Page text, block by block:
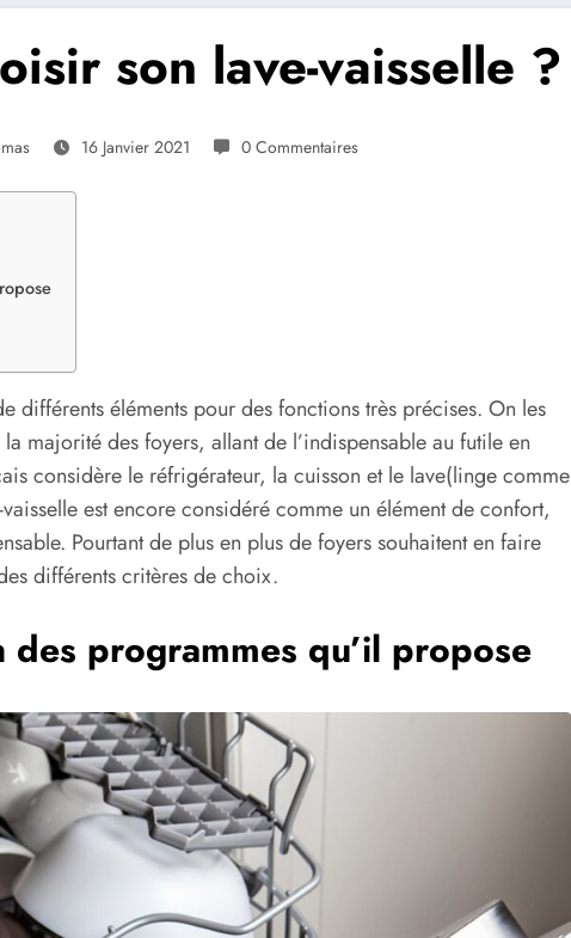
son lave-vaisselle ?
16 Janvier 2021 0 Commentaires
différents éléments pour des fonctions très précises. On les
majorité des foyers, allant de l’indispensable au futile en
considère le réfrigérateur, la cuisson et le lave(linge comme
est encore considéré comme un élément de confort,
Pourtant de plus en plus de foyers souhaitent en faire
différents critères de choix.
programmes qu’il propose